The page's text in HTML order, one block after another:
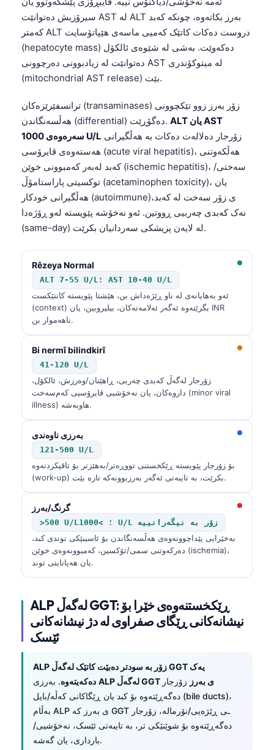
سیرۆزیش دەتوانێت AST لە ALT بەرز بکاتەوە، چونکە کەبد
کەمتر ALT دروست دەکات کاتێک کەمیی ماسەی هێپاتۆسایت
(hepatocyte mass) دەکەوێت. بەشی لە شێوەی ئالکۆل
دەتوانێت لە زیادبوونی دەرچوونی AST لە میتوکۆندری
(mitochondrial AST release) بێت.
ترانسفێرێزەکان (transaminases) زۆر بەرز زوو تێکچوونی
هەڵسەنگاندن (differential) دەگۆڕێت. ALT یان AST
سەرەوەی 1000 U/L
هەستەوەی ڤایرۆسی (acute viral hepatitis)، هەڵکەوتنی
کەبد لەبەر کەمبوونی خوێن (ischemic hepatitis)، سەختی/
توکسیتی پاراستامۆڵ (acetaminophen toxicity)، یان
هەڵگیرانی خودکار (autoimmune)ی زۆر سەخت لە کەبد،
نەک کەبدی چەربیی ڕووتین. ئەو نەخۆشە پێویستە لەو ڕۆژەدا
(same-day) لە لایەن پزیشکی سەردانیان بکرێت.
Rêzeya Normal
ALT 7-55 U/L؛ AST 10-40 U/L
ئەو بەهایانەی لە ناو ڕێژەداش بن، هێشتا پێویستە کانتێکست
(context) بگرێتەوە ئەگەر ئەلامەتەکان، بیلیروبین، یان INR
ناهەموار بن.
Bi nermî bilindkirî
41-120 U/L
زۆرجار لەگەڵ کەبدی چەربی، ڕاهێنان/وەرزش، ئالکۆل،
داروەکان، یان نەخۆشیی ڤایرۆسیی کەم‌سەخت (minor viral
illness) هاوبەشە.
بەرزی ناوەندی
121-500 U/L
بۆ زۆرجار پێویستە ڕێکخستنی تووڕەتر/بەهێزتر بۆ تاقیکردنەوە
(work-up) بکرێت، بە تایبەتی ئەگەر بەرزبوونەکە تازە بێت.
گرنگ/بەرز
>500 U/L؛ >1000 U/L زۆر بە نیگەرانییە
بەخێرایی پێداچوونەوەی هەڵسەنگاندن بۆ ئاسیبێکی توندی کبد،
دەرکەوتنی سمی/تۆکسین، کەمبوونەوەی خوێن (ischemia)،
یان هەپاتایتی توند.
ALP لەگەڵ GGT: ڕێکخستنەوەی خێرا بۆ
نیشانەکانی ڕێگای صفراوی لە دژ نیشانەکانی
ئێسک
ALP زۆر بە سودتر دەبێت کاتێک لەگەڵ GGT یەک
دەکەیتەوە
ALP لەگەڵ GGT ی بەرز زۆرجار
دەگەڕێتەوە بۆ کبد یان ڕێگاکانی کەڵە/بایل (bile ducts)،
بەڵام ALP ی بەرز کە GGT ـی ڕێژەیی/نۆرمالە، زۆرجار
دەگەڕێتەوە بۆ شوێنێکی تر، بە تایبەتی ئێسک، نەخۆشیی/
بارداری، یان گەشە.